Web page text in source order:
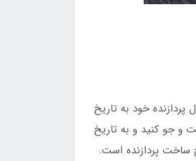
خود به تاریخ
و جو کنید و به تاریخ
ساخت پردازنده است.